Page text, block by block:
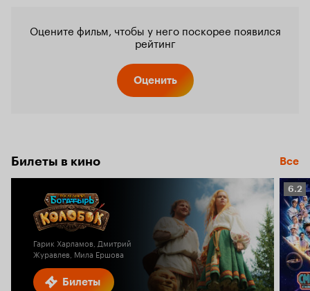
Оцените фильм, чтобы у него поскорее появился
рейтинг
Оценить
Билеты в кино Все
Билеты
Гарик Харламов, Дмитрий
Журавлев, Мила Ершова
6.2
6.2